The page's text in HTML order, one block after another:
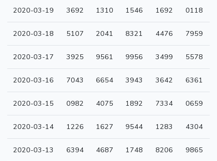
2020-03-19 3692 1310 1546 1692 0118
2020-03-18 5107 2041 8321 4476 7959
2020-03-17 3925 9561 9956 3499 5578
2020-03-16 7043 6654 3943 3642 6361
2020-03-15 0982 4075 1892 7334 0659
2020-03-14 1226 1627 9544 1283 4304
2020-03-13 6394 4687 1748 8206 9865